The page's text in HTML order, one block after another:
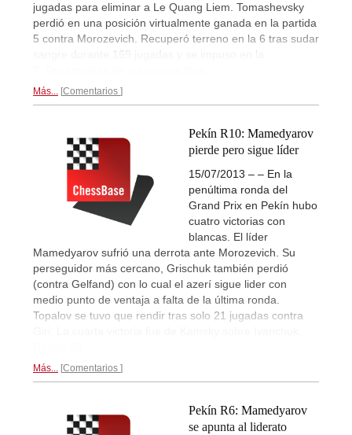
jugadas para eliminar a Le Quang Liem. Tomashevsky
perdió en una posición virtualmente ganada en la partida
5 contra Morozevich. Recuperó terreno en la 6 tras sudar
sangre durante 169 jugadas y se impuso en la
Más... Comentarios
Pekín R10: Mamedyarov
pierde pero sigue líder
15/07/2013 – – En la
penúltima ronda del
Grand Prix en Pekín hubo
cuatro victorias con
blancas. El líder
Mamedyarov sufrió una derrota ante Morozevich. Su
perseguidor más cercano, Grischuk también perdió
(contra Gelfand) con lo cual el azerí sigue lider con
medio punto de ventaja a falta de la última ronda.
Topalov se tuvo que rendir tras solo 21 jugadas contra
Más... Comentarios
Pekín R6: Mamedyarov
se apunta al liderato